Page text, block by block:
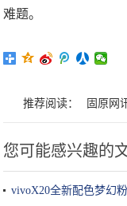
难题。
推荐阅读： 固原网
您可能感兴趣的
vivoX20全新配色梦幻